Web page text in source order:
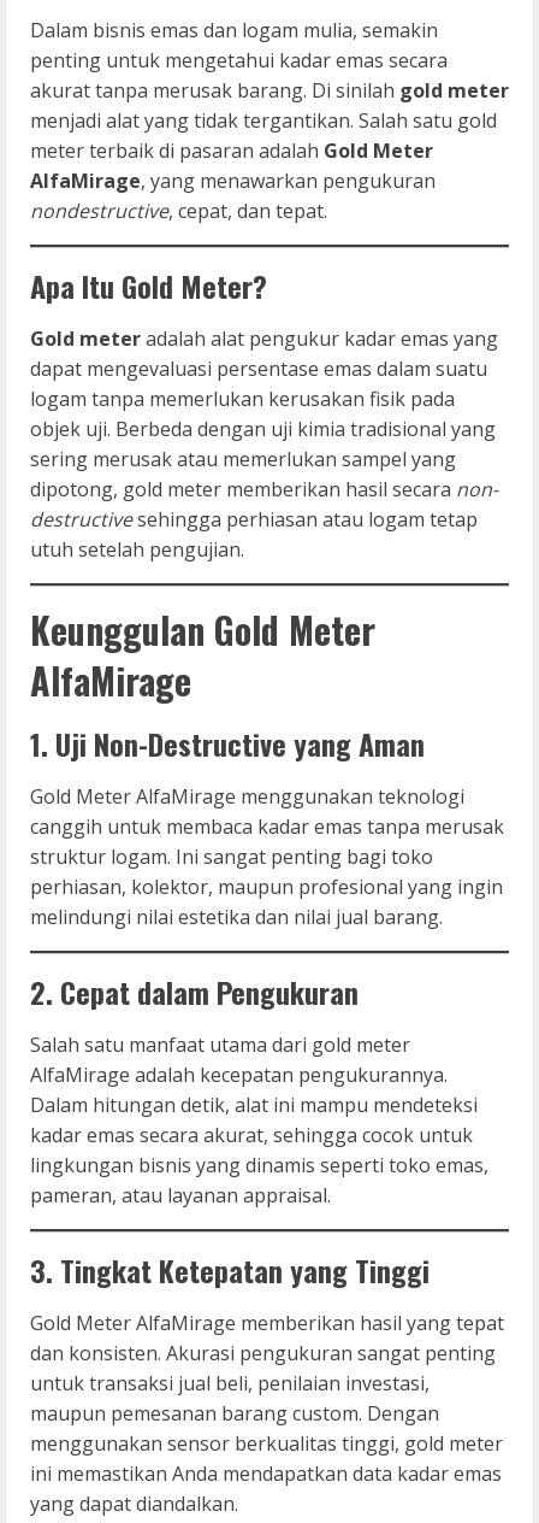
Dalam bisnis emas dan logam mulia, semakin
penting untuk mengetahui kadar emas secara
akurat tanpa merusak barang. Di sinilah gold meter
menjadi alat yang tidak tergantikan. Salah satu gold
meter terbaik di pasaran adalah Gold Meter
AlfaMirage, yang menawarkan pengukuran
nondestructive, cepat, dan tepat.
Apa Itu Gold Meter?
Gold meteradalah alat pengukur kadar emas yang
dapat mengevaluasi persentase emas dalam suatu
logam tanpa memerlukan kerusakan fisik pada
objek uji. Berbeda dengan uji kimia tradisional yang
sering merusak atau memerlukan sampel yang
dipotong, gold meter memberikan hasil secara non-
destructivesehingga perhiasan atau logam tetap
utuh setelah pengujian.
Keunggulan Gold Meter
AlfaMirage
1. Uji Non-Destructive yang Aman
Gold Meter AlfaMirage menggunakan teknologi
canggih untuk membaca kadar emas tanpa merusak
struktur logam. Ini sangat penting bagi toko
perhiasan, kolektor, maupun profesional yang ingin
melindungi nilai estetika dan nilai jual barang.
2. Cepat dalam Pengukuran
Salah satu manfaat utama dari gold meter
AlfaMirage adalah kecepatan pengukurannya.
Dalam hitungan detik, alat ini mampu mendeteksi
kadar emas secara akurat, sehingga cocok untuk
lingkungan bisnis yang dinamis seperti toko emas,
pameran, atau layanan appraisal.
3. Tingkat Ketepatan yang Tinggi
Gold Meter AlfaMirage memberikan hasil yang tepat
dan konsisten. Akurasi pengukuran sangat penting
untuk transaksi jual beli, penilaian investasi,
maupun pemesanan barang custom. Dengan
menggunakan sensor berkualitas tinggi, gold meter
ini memastikan Anda mendapatkan data kadar emas
yang dapat diandalkan.